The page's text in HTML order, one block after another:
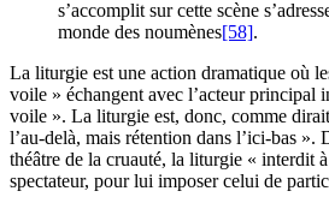
s’accomplit sur cette scène
monde des noumènes[58].
La liturgie est une action dramatique où
voile » échangent avec l’acteur principal
voile ». La liturgie est, donc, comme
l’au-delà, mais rétention dans l’ici-bas ».
théâtre de la cruauté, la liturgie « interdit
spectateur, pour lui imposer celui de